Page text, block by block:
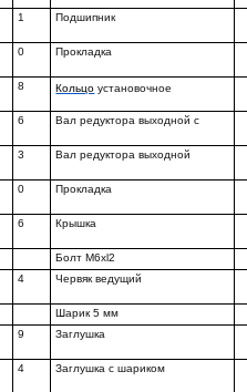
1 Подшипник
0 Прокладка
8 Кольцо установочное
6 Вал редуктора выходной с
3 Вал редуктора выходной
0 Прокладка
6 Крышка
Болт M6xl2
4 Червяк ведущий
Шарик 5 мм
9 Заглушка
4 Заглушка с шариком